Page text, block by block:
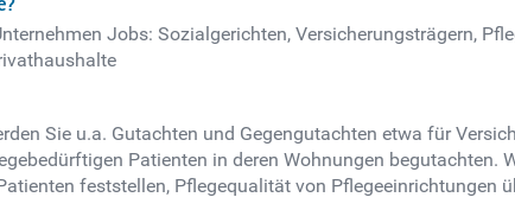
Jobs: Sozialgerichten, Versicherungsträgern,
Sie u.a. Gutachten und Gegengutachten etwa für
Patienten in deren Wohnungen begutachten.
feststellen, Pflegequalität von Pflegeeinrichtungen